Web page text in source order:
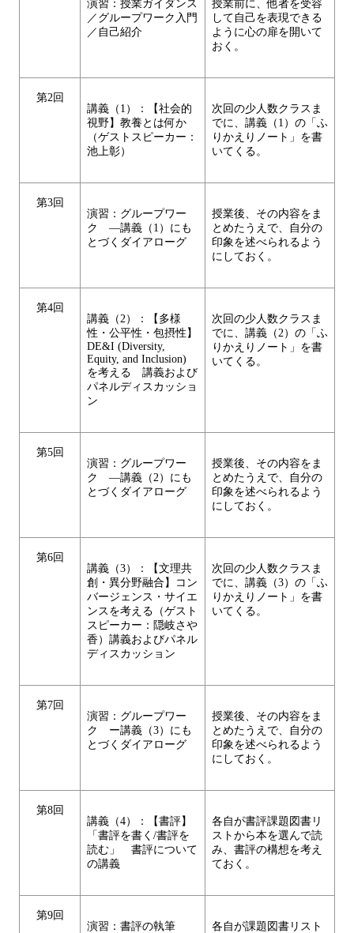
演習：授業ガイダンス
／グループワーク入門
／自己紹介
授業前に、他者を受容
して自己を表現できる
ように心の扉を開いて
おく。
第2回
講義（1）：【社会的
視野】教養とは何か
（ゲストスピーカー：
池上彰）
次回の少人数クラスま
でに、講義（1）の「ふ
りかえりノート」を書
いてくる。
第3回
演習：グループワー
ク ―講義（1）にも
とづくダイアローグ
授業後、その内容をま
とめたうえで、自分の
印象を述べられるよう
にしておく。
第4回
講義（2）：【多様
性・公平性・包摂性】
DE&I (Diversity,
Equity, and Inclusion)
を考える 講義および
パネルディスカッショ
ン
次回の少人数クラスま
でに、講義（2）の「ふ
りかえりノート」を書
いてくる。
第5回
演習：グループワー
ク ―講義（2）にも
とづくダイアローグ
授業後、その内容をま
とめたうえで、自分の
印象を述べられるよう
にしておく。
第6回
講義（3）：【文理共
創・異分野融合】コン
バージェンス・サイエ
ンスを考える（ゲスト
スピーカー：隠岐さや
香）講義およびパネル
ディスカッション
次回の少人数クラスま
でに、講義（3）の「ふ
りかえりノート」を書
いてくる。
第7回
演習：グループワー
ク ー講義（3）にも
とづくダイアローグ
授業後、その内容をま
とめたうえで、自分の
印象を述べられるよう
にしておく。
第8回
講義（4）：【書評】
「書評を書く/書評を
読む」 書評について
の講義
各自が書評課題図書リ
ストから本を選んで読
み、書評の構想を考え
ておく。
第9回
演習：書評の執筆
各自が課題図書リスト